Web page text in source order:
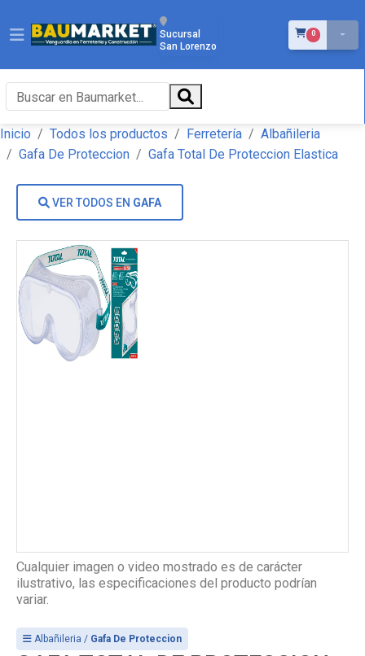
Sucursal
San Lorenzo
0ÍTEMS EN EL
Inicio Todos los productos Ferretería
Albañileria
Gafa De Proteccion
Gafa Total De Proteccion Elastica
VER TODOS EN GAFA
Cualquier imagen o video mostrado es de carácter
ilustrativo, las especificaciones del producto podrían
variar.
Albañileria / Gafa De Proteccion